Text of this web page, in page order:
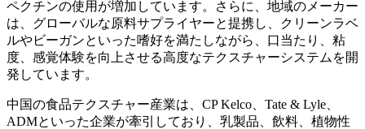
ペクチンの使用が増加しています。さらに、地域のメーカー
は、グローバルな原料サプライヤーと提携し、クリーンラベ
ルやビーガンといった嗜好を満たしながら、口当たり、粘
度、感覚体験を向上させる高度なテクスチャーシステムを開
発しています。
中国の食品テクスチャー産業は、CP Kelco、Tate & Lyle、
ADMといった企業が牽引しており、乳製品、飲料、植物性